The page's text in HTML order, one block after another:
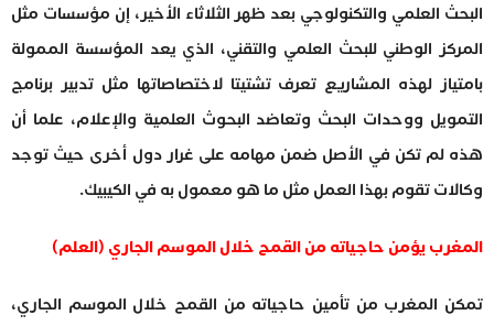
البحث العلمي والتكنولوجي بعد ظهر الثلاثاء الأخير، إن مؤسسات مثل
المركز الوطني للبحث العلمي والتقني، الذي يعد المؤسسة الممولة
بامتياز لهذه المشاريع تعرف تشتيتا لاختصاصاتها مثل تدبير برنامج
التمويل ووحدات البحث وتعاضد البحوث العلمية والإعلام، علما أن
هذه لم تكن في الأصل ضمن مهامه على غرار دول أخرى حيث توجد
وكالات تقوم بهذا العمل مثل ما هو معمول به في الكيبيك.
المغرب يؤمن حاجياته من القمح خلال الموسم الجاري (العلم)
تمكن المغرب من تأمين حاجياته من القمح خلال الموسم الجاري،